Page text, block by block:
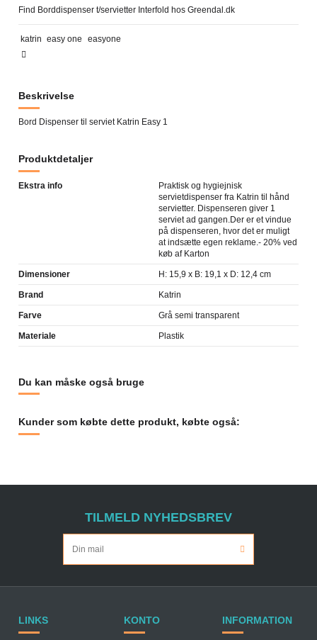
Find Borddispenser t/servietter Interfold hos Greendal.dk
katrin easy one easyone
Beskrivelse
Bord Dispenser til serviet Katrin Easy 1
Produktdetaljer
Ekstra info
Praktisk og hygiejnisk
servietdispenser fra Katrin til hånd
servietter. Dispenseren giver 1
serviet ad gangen.Der er et vindue
på dispenseren, hvor det er muligt
at indsætte egen reklame.- 20% ved
køb af Karton
Dimensioner H: 15,9 x B: 19,1 x D: 12,4 cm
Brand Katrin
Farve Grå semi transparent
Materiale Plastik
Du kan måske også bruge
Kunder som købte dette produkt, købte også:
TILMELD NYHEDSBREV
LINKS KONTO INFORMATION